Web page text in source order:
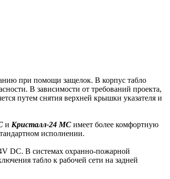
при помощи защелок. В корпус табло
В зависимости от требований проекта,
путем снятия верхней крышки указателя и
и Кристалл-24 МС имеет более комфортную
исполнении.
DC. В системах охранно-пожарной
табло к рабочей сети на задней